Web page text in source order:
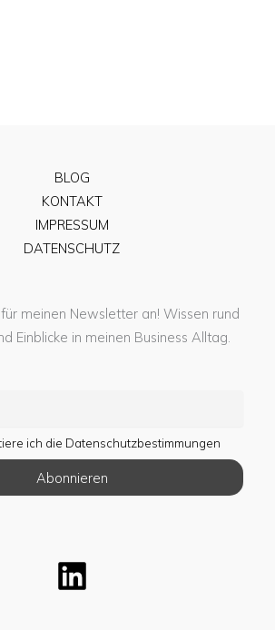
BLOG
KONTAKT
IMPRESSUM
DATENSCHUTZ
meinen Newsletter an! Wissen rund
Einblicke in meinen Business Alltag.
ich die Datenschutzbestimmungen